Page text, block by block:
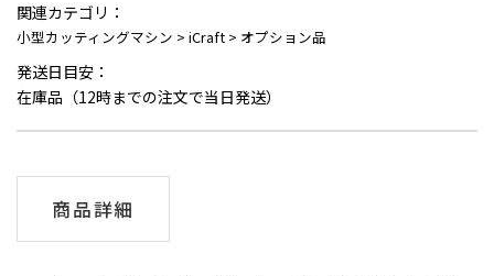
関連カテゴリ：
小型カッティングマシン > iCraft > オプション品
発送日目安：
在庫品（12時までの注文で当日発送）
商品詳細